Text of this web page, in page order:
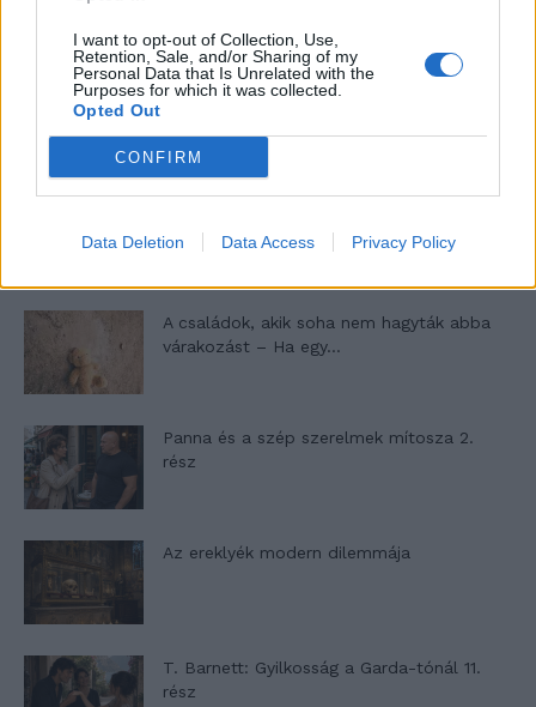
I want to opt-out of Collection, Use,
Retention, Sale, and/or Sharing of my
Personal Data that Is Unrelated with the
Purposes for which it was collected.
Opted Out
CONFIRM
Data Deletion Data Access Privacy Policy
10 tanács, ha jobban akarod érezni magad
nyílik – Villa...
A családok, akik soha nem hagyták abba
várakozást – Ha egy...
Panna és a szép szerelmek mítosza 2.
rész
Az ereklyék modern dilemmája
T. Barnett: Gyilkosság a Garda-tónál 11.
rész